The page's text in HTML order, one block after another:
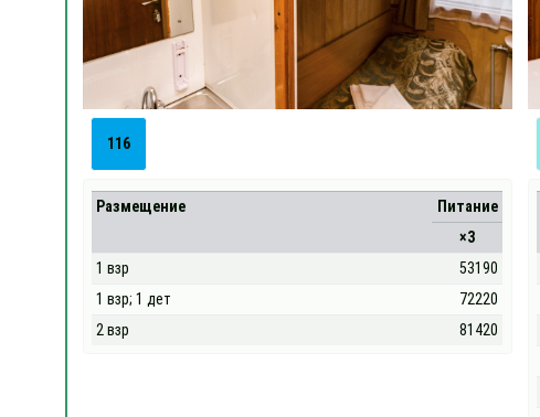
116
Размещение
Питание
×3
1 взр
53190
1 взр; 1 дет
72220
2 взр
81420